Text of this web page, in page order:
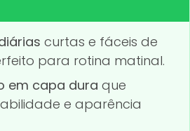
curtas e fáceis de
para rotina matinal.
em capa dura que
e aparência